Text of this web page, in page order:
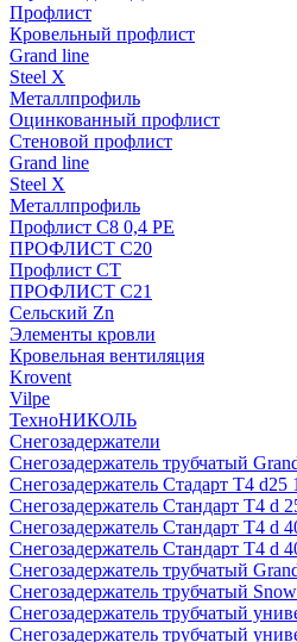
Профлист
Кровельный профлист
Grand line
Steel X
Металлпрофиль
Оцинкованный профлист
Стеновой профлист
Grand line
Steel X
Металлпрофиль
Профлист С8 0,4 РЕ
ПРОФЛИСТ С20
Профлист СТ
ПРОФЛИСТ С21
Сельский Zn
Элементы кровли
Кровельная вентиляция
Krovent
Vilpe
ТехноНИКОЛЬ
Снегозадержатели
Снегозадержатель трубчатый
Снегозадержатель Стадарт Т4 d25
Снегозадержатель Стандарт Т4 d
Снегозадержатель Стандарт Т4 d
Снегозадержатель Стандарт Т4 d
Снегозадержатель трубчатый
Снегозадержатель трубчатый
Снегозадержатель трубчатый
Снегозадержатель трубчатый